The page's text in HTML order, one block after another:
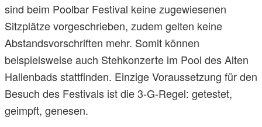
sind beim Poolbar Festival keine zugewiesenen
Sitzplätze vorgeschrieben, zudem gelten keine
Abstandsvorschriften mehr. Somit können
beispielsweise auch Stehkonzerte im Pool des Alten
Hallenbads stattfinden. Einzige Voraussetzung für den
Besuch des Festivals ist die 3-G-Regel: getestet,
geimpft, genesen.